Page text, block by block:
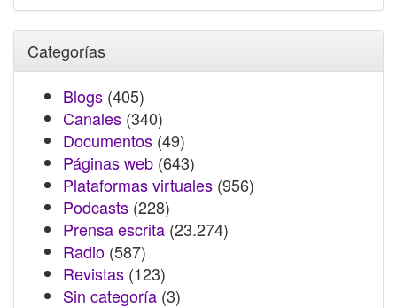
Categorías
Blogs (405)
Canales (340)
Documentos (49)
Páginas web (643)
Plataformas virtuales (956)
Podcasts (228)
Prensa escrita (23.274)
Radio (587)
Revistas (123)
Sin categoría (3)